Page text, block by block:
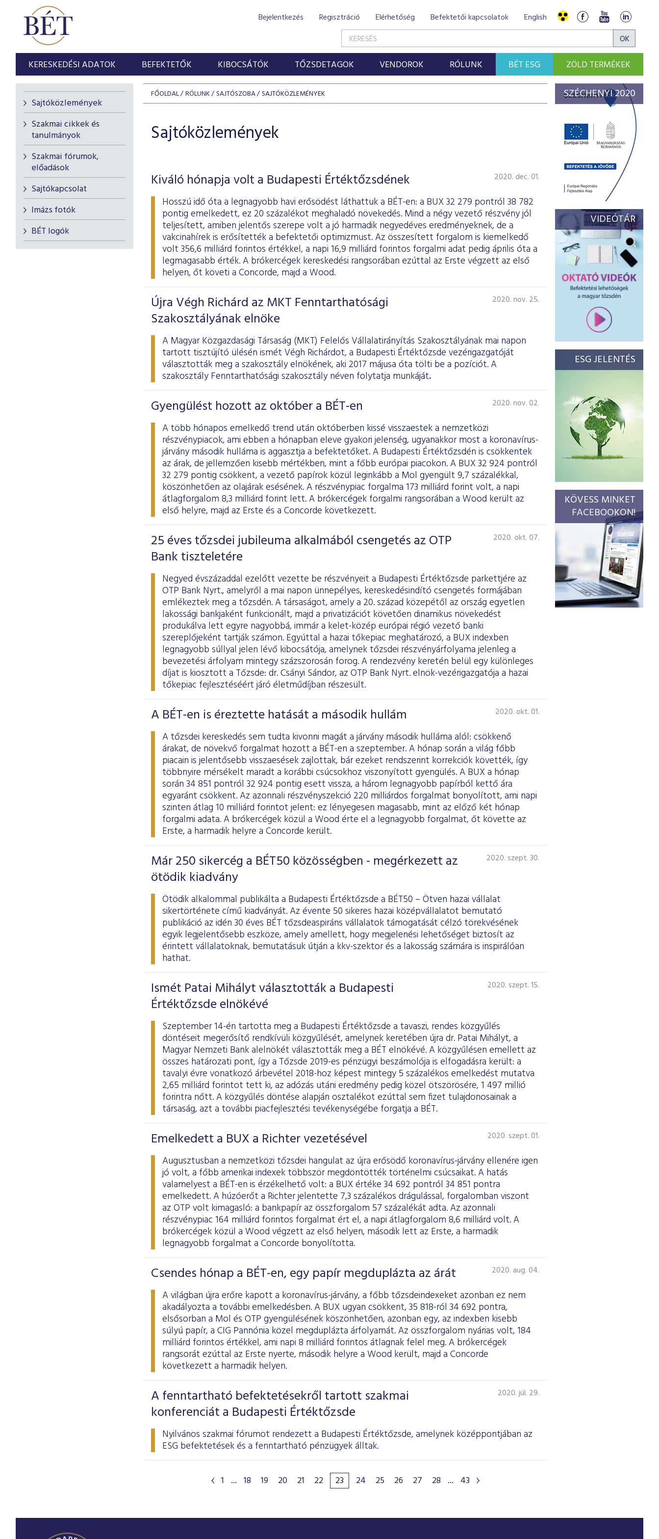
Bejelentkezés Regisztráció Elérhetőség Befektetői kapcsolatok English
KERESKEDÉSI ADATOK BEFEKTETŐK KIBOCSÁTÓK TŐZSDETAGOK VENDOROK RÓLUNK BÉT ESG ZÖLD TERMÉKEK
Sajtóközlemények
Szakmai cikkek és
tanulmányok
Szakmai fórumok,
előadások
Sajtókapcsolat
Imázs fotók
BÉT logók
FŐOLDAL RÓLUNK SAJTÓSZOBA SAJTÓKÖZLEMÉNYEK
Sajtóközlemények
Kiváló hónapja volt a Budapesti Értéktőzsdének 2020. dec. 01.
Hosszú idő óta a legnagyobb havi erősödést láthattuk a BÉT-en: a BUX 32 279 pontról 38 782
pontig emelkedett, ez 20 százalékot meghaladó növekedés. Mind a négy vezető részvény jól
teljesített, amiben jelentős szerepe volt a jó harmadik negyedéves eredményeknek, de a
vakcinahírek is erősítették a befektetői optimizmust. Az összesített forgalom is kiemelkedő
volt 356,6 milliárd forintos értékkel, a napi 16,9 milliárd forintos forgalmi adat pedig április óta a
legmagasabb érték. A brókercégek kereskedési rangsorában ezúttal az Erste végzett az első
helyen, őt követi a Concorde, majd a Wood.
Újra Végh Richárd az MKT Fenntarthatósági
Szakosztályának elnöke
2020. nov. 25.
A Magyar Közgazdasági Társaság (MKT) Felelős Vállalatirányítás Szakosztályának mai napon
tartott tisztújító ülésén ismét Végh Richárdot, a Budapesti Értéktőzsde vezérigazgatóját
választották meg a szakosztály elnökének, aki 2017 májusa óta tölti be a pozíciót. A
szakosztály Fenntarthatósági szakosztály néven folytatja munkáját.
Gyengülést hozott az október a BÉT-en 2020. nov. 02.
A több hónapos emelkedő trend után októberben kissé visszaestek a nemzetközi
részvénypiacok, ami ebben a hónapban eleve gyakori jelenség, ugyanakkor most a koronavírus-
járvány második hulláma is aggasztja a befektetőket. A Budapesti Értéktőzsdén is csökkentek
az árak, de jellemzően kisebb mértékben, mint a főbb európai piacokon. A BUX 32 924 pontról
32 279 pontig csökkent, a vezető papírok közül leginkább a Mol gyengült 9,7 százalékkal,
köszönhetően az olajárak esésének. A részvénypiac forgalma 173 milliárd forint volt, a napi
átlagforgalom 8,3 milliárd forint lett. A brókercégek forgalmi rangsorában a Wood került az
első helyre, majd az Erste és a Concorde következett.
25 éves tőzsdei jubileuma alkalmából csengetés az OTP
Bank tiszteletére
2020. okt. 07.
Negyed évszázaddal ezelőtt vezette be részvényeit a Budapesti Értéktőzsde parkettjére az
OTP Bank Nyrt., amelyről a mai napon ünnepélyes, kereskedésindító csengetés formájában
emlékeztek meg a tőzsdén. A társaságot, amely a 20. század közepétől az ország egyetlen
lakossági bankjaként funkcionált, majd a privatizációt követően dinamikus növekedést
produkálva lett egyre nagyobbá, immár a kelet-közép európai régió vezető banki
szereplőjeként tartják számon. Egyúttal a hazai tőkepiac meghatározó, a BUX indexben
legnagyobb súllyal jelen lévő kibocsátója, amelynek tőzsdei részvényárfolyama jelenleg a
bevezetési árfolyam mintegy százszorosán forog. A rendezvény keretén belül egy különleges
díjat is kiosztott a Tőzsde: dr. Csányi Sándor, az OTP Bank Nyrt. elnök-vezérigazgatója a hazai
tőkepiac fejlesztéséért járó életműdíjban részesült.
A BÉT-en is éreztette hatását a második hullám 2020. okt. 01.
A tőzsdei kereskedés sem tudta kivonni magát a járvány második hulláma alól: csökkenő
árakat, de növekvő forgalmat hozott a BÉT-en a szeptember. A hónap során a világ főbb
piacain is jelentősebb visszaesések zajlottak, bár ezeket rendszerint korrekciók követték, így
többnyire mérsékelt maradt a korábbi csúcsokhoz viszonyított gyengülés. A BUX a hónap
során 34 851 pontról 32 924 pontig esett vissza, a három legnagyobb papírból kettő ára
egyaránt csökkent. Az azonnali részvényszekció 220 milliárdos forgalmat bonyolított, ami napi
szinten átlag 10 milliárd forintot jelent: ez lényegesen magasabb, mint az előző két hónap
forgalmi adata. A brókercégek közül a Wood érte el a legnagyobb forgalmat, őt követte az
Erste, a harmadik helyre a Concorde került.
Már 250 sikercég a BÉT50 közösségben - megérkezett az
ötödik kiadvány
2020. szept. 30.
Ötödik alkalommal publikálta a Budapesti Értéktőzsde a BÉT50 – Ötven hazai vállalat
sikertörténete című kiadványát. Az évente 50 sikeres hazai középvállalatot bemutató
publikáció az idén 30 éves BÉT tőzsdeaspiráns vállalatok támogatását célzó törekvésének
egyik legjelentősebb eszköze, amely amellett, hogy megjelenési lehetőséget biztosít az
érintett vállalatoknak, bemutatásuk útján a kkv-szektor és a lakosság számára is inspirálóan
hathat.
Ismét Patai Mihályt választották a Budapesti
Értéktőzsde elnökévé
2020. szept. 15.
Szeptember 14-én tartotta meg a Budapesti Értéktőzsde a tavaszi, rendes közgyűlés
döntéseit megerősítő rendkívüli közgyűlését, amelynek keretében újra dr. Patai Mihályt, a
Magyar Nemzeti Bank alelnökét választották meg a BÉT elnökévé. A közgyűlésen emellett az
összes határozati pont, így a Tőzsde 2019-es pénzügyi beszámolója is elfogadásra került: a
tavalyi évre vonatkozó árbevétel 2018-hoz képest mintegy 5 százalékos emelkedést mutatva
2,65 milliárd forintot tett ki, az adózás utáni eredmény pedig közel ötszörösére, 1 497 millió
forintra nőtt. A közgyűlés döntése alapján osztalékot ezúttal sem fizet tulajdonosainak a
társaság, azt a további piacfejlesztési tevékenységébe forgatja a BÉT.
Emelkedett a BUX a Richter vezetésével 2020. szept. 01.
Augusztusban a nemzetközi tőzsdei hangulat az újra erősödő koronavírus-járvány ellenére igen
jó volt, a főbb amerikai indexek többször megdöntötték történelmi csúcsaikat. A hatás
valamelyest a BÉT-en is érzékelhető volt: a BUX értéke 34 692 pontról 34 851 pontra
emelkedett. A húzóerőt a Richter jelentette 7,3 százalékos drágulással, forgalomban viszont
az OTP volt kimagasló: a bankpapír az összforgalom 57 százalékát adta. Az azonnali
részvénypiac 164 milliárd forintos forgalmat ért el, a napi átlagforgalom 8,6 milliárd volt. A
brókercégek közül a Wood végzett az első helyen, második lett az Erste, a harmadik
legnagyobb forgalmat a Concorde bonyolította.
Csendes hónap a BÉT-en, egy papír megduplázta az árát 2020. aug. 04.
A világban újra erőre kapott a koronavírus-járvány, a főbb tőzsdeindexeket azonban ez nem
akadályozta a további emelkedésben. A BUX ugyan csökkent, 35 818-ról 34 692 pontra,
elsősorban a Mol és OTP gyengülésének köszönhetően, azonban egy, az indexben kisebb
súlyú papír, a CIG Pannónia közel megduplázta árfolyamát. Az összforgalom nyárias volt, 184
milliárd forintos értékkel, ami napi 8 milliárd forintos átlagnak felel meg. A brókercégek
rangsorát ezúttal az Erste nyerte, második helyre a Wood került, majd a Concorde
következett a harmadik helyen.
A fenntartható befektetésekről tartott szakmai
konferenciát a Budapesti Értéktőzsde
2020. júl. 29.
Nyilvános szakmai fórumot rendezett a Budapesti Értéktőzsde, amelynek középpontjában az
ESG befektetések és a fenntartható pénzügyek álltak.
1 ... 18 19 20 21 22 23 24 25 26 27 28 ... 43
SZÉCHENYI 2020
VIDEÓTÁR
ESG JELENTÉS
KÖVESS MINKET
FACEBOOKON!